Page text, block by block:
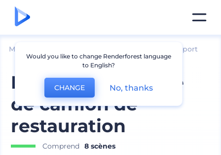
Mockups Mockup de Transport
L'ultime maquette
de camion de
restauration
Comprend
8 scènes
Would you like to change Renderforest language
to English?
CHANGE No, thanks